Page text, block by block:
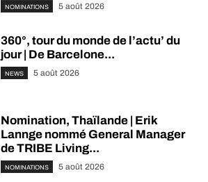
NOMINATIONS 5 août 2026
360°, tour du monde de l’actu’ du
jour | De Barcelone...
NEWS 5 août 2026
Nomination, Thaïlande | Erik
Lannge nommé General Manager
de TRIBE Living...
NOMINATIONS 5 août 2026